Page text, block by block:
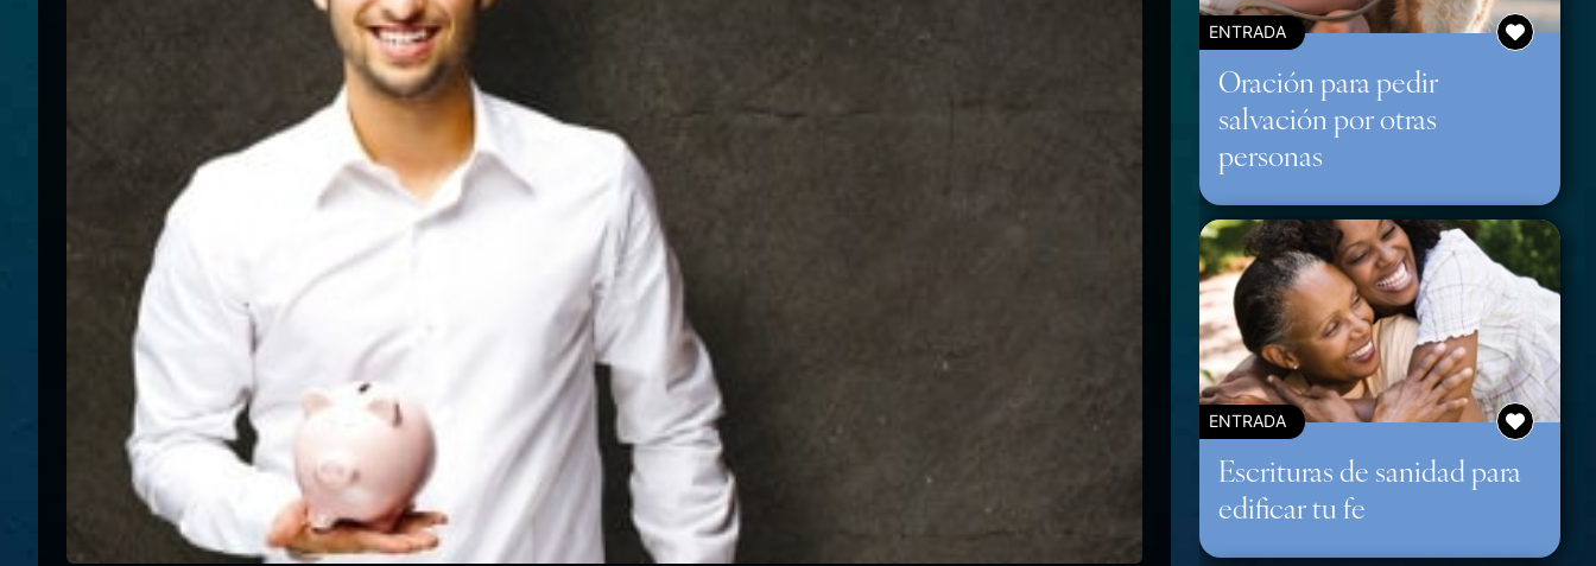
ENTRADA
Oración para pedir
salvación por otras
personas
ENTRADA
Escrituras de sanidad para
edificar tu fe